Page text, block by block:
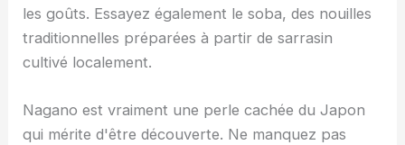
les goûts. Essayez également le soba, des nouilles
traditionnelles préparées à partir de sarrasin
cultivé localement.
Nagano est vraiment une perle cachée du Japon
qui mérite d'être découverte. Ne manquez pas